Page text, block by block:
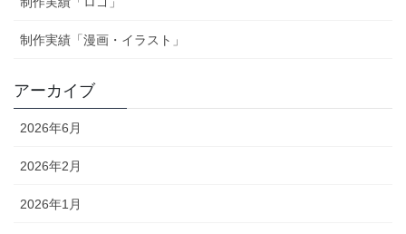
制作実績「漫画・イラスト」
アーカイブ
2026年6月
2026年2月
2026年1月